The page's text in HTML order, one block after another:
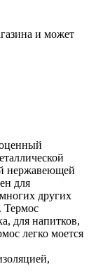
и может
нержавеющей
для
других
Термос
для напитков,
легко моется